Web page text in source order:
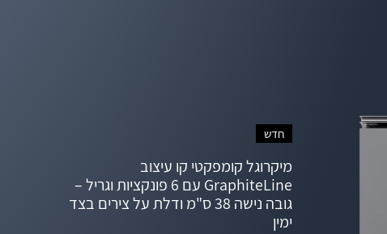
חדש
מיקרוגל קומפקטי קו עיצוב
GraphiteLine עם 6 פונקציות וגריל –
גובה נישה 38 ס"מ ודלת על צירים בצד
ימין